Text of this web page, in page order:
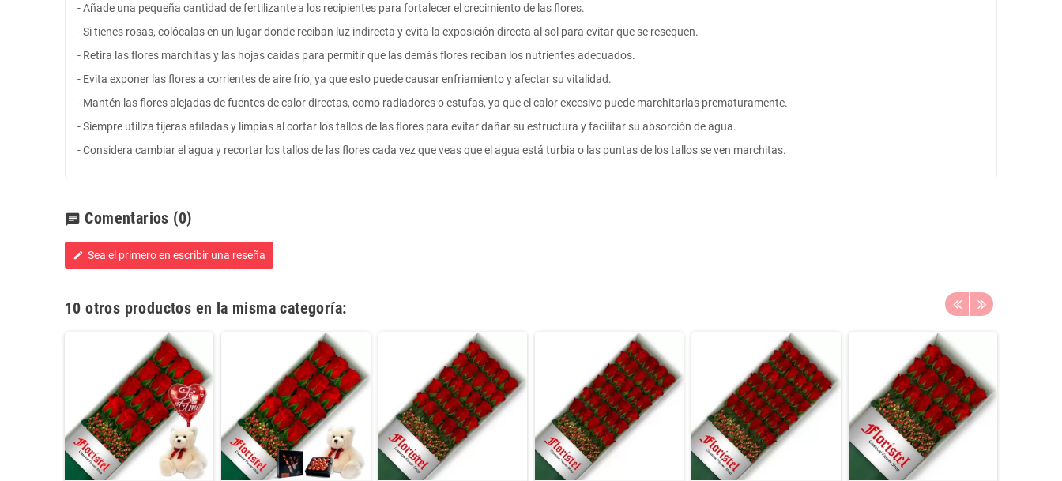
- Añade una pequeña cantidad de fertilizante a los recipientes para fortalecer el crecimiento de las flores.
- Si tienes rosas, colócalas en un lugar donde reciban luz indirecta y evita la exposición directa al sol para evitar que se resequen.
- Retira las flores marchitas y las hojas caídas para permitir que las demás flores reciban los nutrientes adecuados.
- Evita exponer las flores a corrientes de aire frío, ya que esto puede causar enfriamiento y afectar su vitalidad.
- Mantén las flores alejadas de fuentes de calor directas, como radiadores o estufas, ya que el calor excesivo puede marchitarlas prematuramente.
- Siempre utiliza tijeras afiladas y limpias al cortar los tallos de las flores para evitar dañar su estructura y facilitar su absorción de agua.
- Considera cambiar el agua y recortar los tallos de las flores cada vez que veas que el agua está turbia o las puntas de los tallos se ven marchitas.
chat Comentarios (0)
edit Sea el primero en escribir una reseña
10 otros productos en la misma categoría: